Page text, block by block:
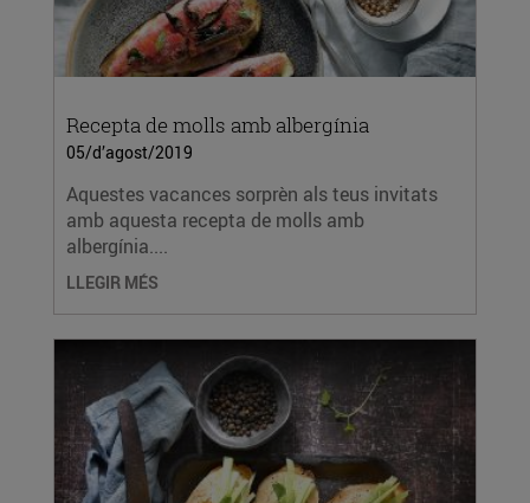
Recepta de molls amb albergínia
05/d’agost/2019
Aquestes vacances sorprèn als teus invitats
amb aquesta recepta de molls amb
albergínia....
LLEGIR MÉS